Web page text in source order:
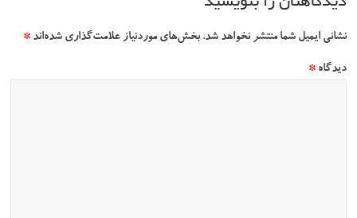
نشانی ایمیل شما منتشر نخواهد شد. بخش‌های موردنیاز علامت‌گذاری شده‌اند*
دیدگاه*